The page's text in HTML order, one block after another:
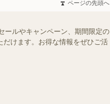
ページの先頭へ
ールやキャンペーン、期間限定の
けます。お得な情報をぜひご活